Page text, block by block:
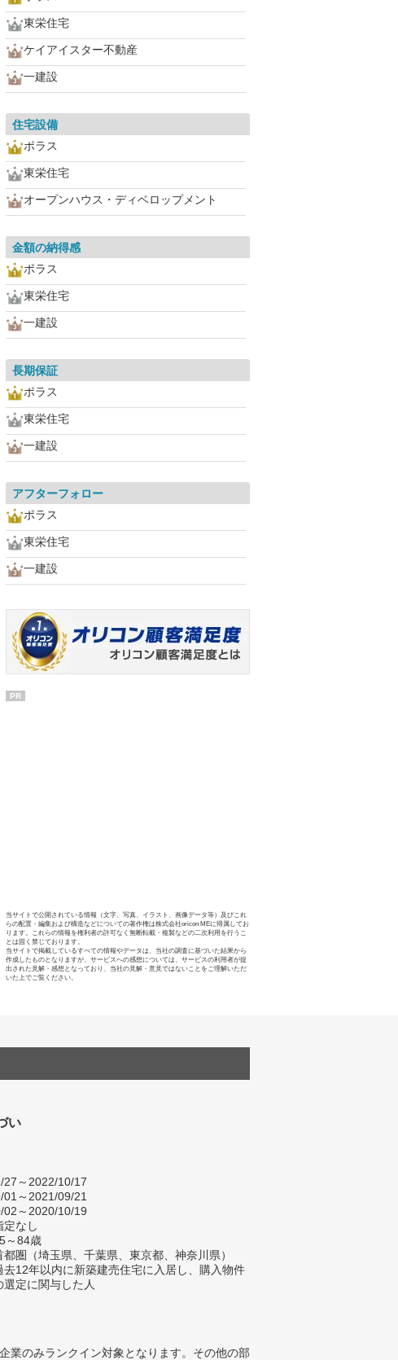
東栄住宅
ケイアイスター不動産
一建設
住宅設備
ポラス
東栄住宅
オープンハウス・ディベロップメント
金額の納得感
ポラス
東栄住宅
一建設
長期保証
ポラス
東栄住宅
一建設
アフターフォロー
ポラス
東栄住宅
一建設
PR
当サイトで公開されている情報（文字、写真、イラスト、画像データ等）及びこれ
らの配置・編集および構造などについての著作権は株式会社oricon MEに帰属してお
ります。これらの情報を権利者の許可なく無断転載・複製などの二次利用を行うこ
とは固く禁じております。
当サイトで掲載しているすべての情報やデータは、当社の調査に基づいた結果から
作成したものとなりますが、サービスへの感想については、サービスの利用者が提
出された見解・感想となっており、当社の見解・意見ではないことをご理解いただ
いた上でご覧ください。
い
27～2022/10/17
01～2021/09/21
02～2020/10/19
定なし
～84歳
都圏（埼玉県、千葉県、東京都、神奈川県）
去12年以内に新築建売住宅に入居し、購入物件
選定に関与した人
業のみランクイン対象となります。その他の部